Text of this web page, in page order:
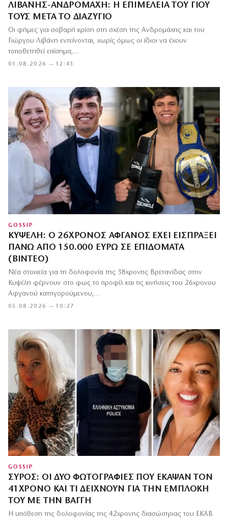
ΛΙΒΆΝΗΣ-ΑΝΔΡΟΜΆΧΗ: Η ΕΠΙΜΈΛΕΙΑ ΤΟΥ ΓΙΟΥ
ΤΟΥΣ ΜΕΤΆ ΤΟ ΔΙΑΖΎΓΙΟ
05.08.2026 — 12:43
Οι φήμες για σοβαρή κρίση στη σχέση της Ανδρομάχης και του
Γιώργου Λιβάνη εντείνονται, χωρίς όμως οι ίδιοι να έχουν
τοποθετηθεί επίσημα,…
GOSSIP
ΚΥΨΈΛΗ: Ο 26ΧΡΟΝΟΣ ΑΦΓΑΝΌΣ ΈΧΕΙ ΕΙΣΠΡΆΞΕΙ
ΠΆΝΩ ΑΠΌ 150.000 ΕΥΡΏ ΣΕ ΕΠΙΔΌΜΑΤΑ
(ΒΊΝΤΕΟ)
05.08.2026 — 10:27
Νέα στοιχεία για τη δολοφονία της 38χρονης Βρετανίδας στην
Κυψέλη φέρνουν στο φως το προφίλ και τις κινήσεις του 26χρονου
Αφγανού κατηγορούμενου,…
GOSSIP
ΣΎΡΟΣ: ΟΙ ΔΎΟ ΦΩΤΟΓΡΑΦΊΕΣ ΠΟΥ ΈΚΑΨΑΝ ΤΟΝ
41ΧΡΟΝΟ ΚΑΙ ΤΙ ΔΕΊΧΝΟΥΝ ΓΙΑ ΤΗΝ ΕΜΠΛΟΚΉ
ΤΟΥ ΜΕ ΤΗΝ ΒΆΓΓΗ
Η υπόθεση της δολοφονίας της 42χρονης διασώστριας του ΕΚΑΒ